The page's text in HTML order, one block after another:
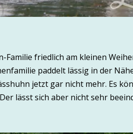
Familie friedlich am kleinen
paddelt lässig in der
jetzt gar nicht mehr. Es
lässt sich aber nicht sehr